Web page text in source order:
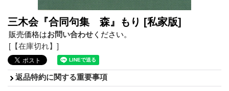
三木会『合同句集 森』もり [私家版]
販売価格はお問い合わせ ください。
[【在庫切れ】]
返品特約に関する重要事項